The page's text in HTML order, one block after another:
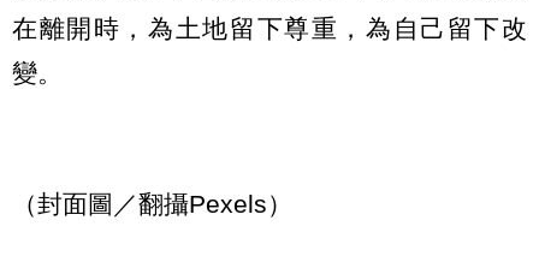
在離開時，為土地留下尊重，為自己留下改
變。
（封面圖／翻攝Pexels）